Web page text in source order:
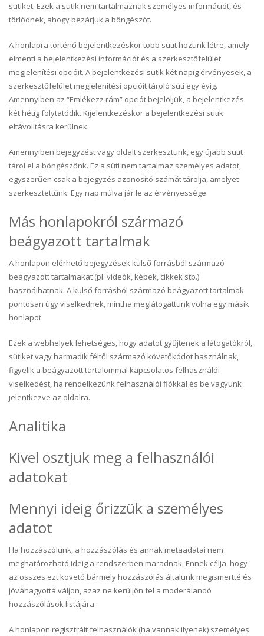
sütiket. Ezek a sütik nem tartalmaznak személyes információt, és
törlődnek, ahogy bezárjuk a böngészőt.
A honlapra történő bejelentkezéskor több sütit hozunk létre, amely
elmenti a bejelentkezési információt és a szerkesztőfelület
megjelenítési opcióit. A bejelentkezési sütik két napig érvényesek, a
szerkesztőfelület megjelenítési opcióit tároló süti egy évig.
Amennyiben az “Emlékezz rám” opciót bejelöljük, a bejelentkezés
két hétig folytatódik. Kijelentkezéskor a bejelentkezési sütik
eltávolításra kerülnek.
Amennyiben bejegyzést vagy oldalt szerkesztünk, egy újabb sütit
tárol el a böngészőnk. Ez a süti nem tartalmaz személyes adatot,
egyszerűen csak a bejegyzés azonosító számát tárolja, amelyet
szerkesztettünk. Egy nap múlva jár le az érvényessége.
Más honlapokról származó
beágyazott tartalmak
A honlapon elérhető bejegyzések külső forrásból származó
beágyazott tartalmakat (pl. videók, képek, cikkek stb.)
használhatnak. A külső forrásból származó beágyazott tartalmak
pontosan úgy viselkednek, mintha meglátogattunk volna egy másik
honlapot.
Ezek a webhelyek lehetséges, hogy adatot gyűjtenek a látogatókról,
sütiket vagy harmadik féltől származó követőkódot használnak,
figyelik a beágyazott tartalommal kapcsolatos felhasználói
viselkedést, ha rendelkezünk felhasználói fiókkal és be vagyunk
jelentkezve az oldalra.
Analitika
Kivel osztjuk meg a felhasználói
adatokat
Mennyi ideig őrizzük a személyes
adatot
Ha hozzászólunk, a hozzászólás és annak metaadatai nem
meghatározható ideig a rendszerben maradnak. Ennek célja, hogy
az összes ezt követő bármely hozzászólás általunk megismertté és
jóváhagyottá váljon, azaz ne kerüljön fel a moderálandó
hozzászólások listájára.
A honlapon regisztrált felhasználók (ha vannak ilyenek) személyes